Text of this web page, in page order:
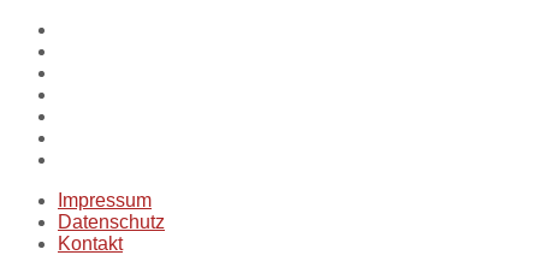
Impressum
Datenschutz
Kontakt